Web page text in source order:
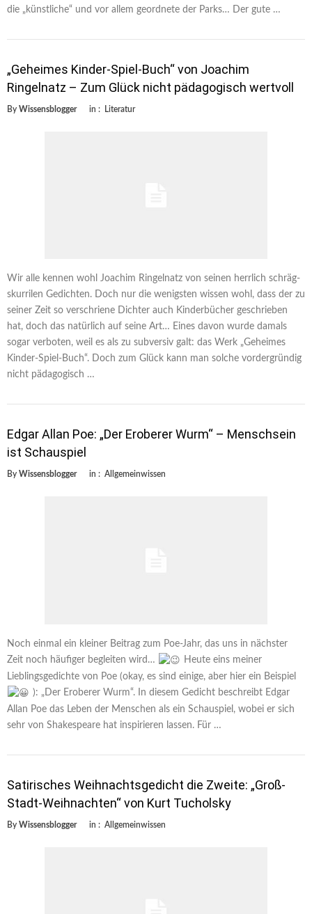
die „künstliche“ und vor allem geordnete der Parks… Der gute …
„Geheimes Kinder-Spiel-Buch“ von Joachim
Ringelnatz – Zum Glück nicht pädagogisch wertvoll
By Wissensblogger in : Literatur
Wir alle kennen wohl Joachim Ringelnatz von seinen herrlich schräg-
skurrilen Gedichten. Doch nur die wenigsten wissen wohl, dass der zu
seiner Zeit so verschriene Dichter auch Kinderbücher geschrieben
hat, doch das natürlich auf seine Art… Eines davon wurde damals
sogar verboten, weil es als zu subversiv galt: das Werk „Geheimes
Kinder-Spiel-Buch“. Doch zum Glück kann man solche vordergründig
nicht pädagogisch …
Edgar Allan Poe: „Der Eroberer Wurm“ – Menschsein
ist Schauspiel
By Wissensblogger in : Allgemeinwissen
Noch einmal ein kleiner Beitrag zum Poe-Jahr, das uns in nächster
Zeit noch häufiger begleiten wird…
Heute eins meiner
Lieblingsgedichte von Poe (okay, es sind einige, aber hier ein Beispiel
): „Der Eroberer Wurm“. In diesem Gedicht beschreibt Edgar
Allan Poe das Leben der Menschen als ein Schauspiel, wobei er sich
sehr von Shakespeare hat inspirieren lassen. Für …
Satirisches Weihnachtsgedicht die Zweite: „Groß-
Stadt-Weihnachten“ von Kurt Tucholsky
By Wissensblogger in : Allgemeinwissen